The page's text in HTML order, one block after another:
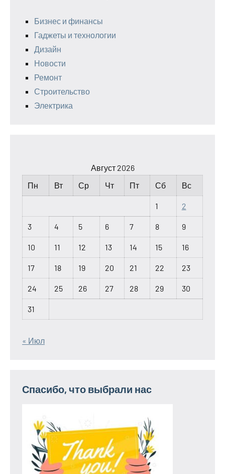
Бизнес и финансы
Гаджеты и технологии
Дизайн
Новости
Ремонт
Строительство
Электрика
Август 2026
Пн
Вт Ср Чт Пт Сб Вс
1 2
3 4 5 6 7 8 9
10 11 12 13 14 15 16
17 18 19 20 21 22 23
24 25 26 27 28 29 30
31
« Июл
Спасибо, что выбрали нас